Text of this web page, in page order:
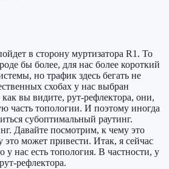
в сторону муртизатора R1. То
бы более, для нас более короткий
но трафик здесь бегать не
схобах у нас выбран
как вы видите, рут-рефлектора, они,
часть топологии. И поэтому иногда
субоптимальный раутинг.
Давайте посмотрим, к чему это
может привести. Итак, я сейчас
у нас есть топология. В частности, у
рефлектора.